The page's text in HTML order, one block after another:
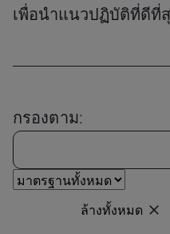
เพื่อนำแนวปฏิบัติที่ดีที่
กรองตาม:
ล้างทั้งหมด